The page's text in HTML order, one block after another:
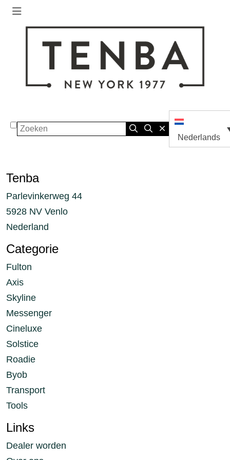
Zoeken
Nederlands
Tenba
Parlevinkerweg 44
5928 NV Venlo
Nederland
Categorie
Fulton
Axis
Skyline
Messenger
Cineluxe
Solstice
Roadie
Byob
Transport
Tools
Links
Dealer worden